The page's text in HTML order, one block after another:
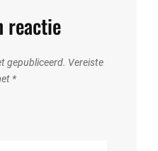
reactie
gepubliceerd. Vereiste
*